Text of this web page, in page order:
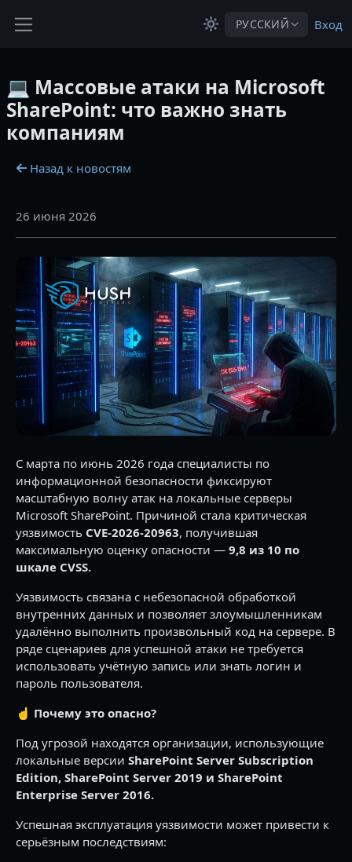
РУССКИЙ Вход
💻 Массовые атаки на Microsoft
SharePoint: что важно знать
компаниям
Назад к новостям
26 июня 2026
С марта по июнь 2026 года специалисты по
информационной безопасности фиксируют
масштабную волну атак на локальные серверы
Microsoft SharePoint. Причиной стала критическая
уязвимость CVE-2026-20963, получившая
максимальную оценку опасности — 9,8 из 10 по
шкале CVSS.
Уязвимость связана с небезопасной обработкой
внутренних данных и позволяет злоумышленникам
удалённо выполнить произвольный код на сервере. В
ряде сценариев для успешной атаки не требуется
использовать учётную запись или знать логин и
пароль пользователя.
☝️ Почему это опасно?
Под угрозой находятся организации, использующие
локальные версии SharePoint Server Subscription
Edition, SharePoint Server 2019 и SharePoint
Enterprise Server 2016.
Успешная эксплуатация уязвимости может привести к
серьёзным последствиям: